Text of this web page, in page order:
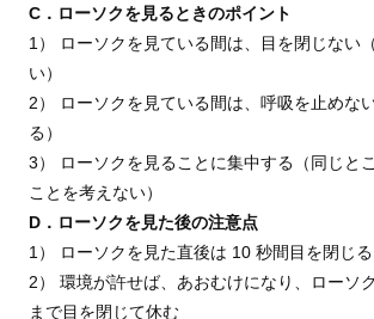
C．ローソクを見るときのポイント
1） ローソクを見ている間は、目を閉じない
い）
2） ローソクを見ている間は、呼吸を止めな
る）
3） ローソクを見ることに集中する（同じと
ことを考えない）
D．ローソクを見た後の注意点
1） ローソクを見た直後は 10 秒間目を閉じる
2） 環境が許せば、あおむけになり、ローソ
まで目を閉じて休む